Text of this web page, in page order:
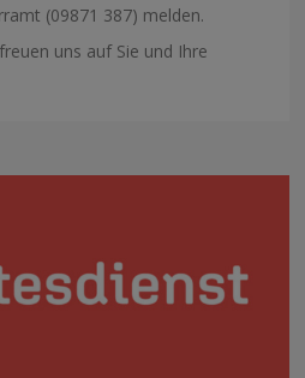
(09871 387) melden.
uns auf Sie und Ihre